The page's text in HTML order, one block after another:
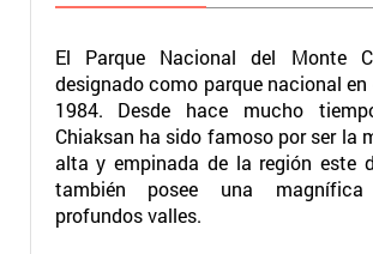
El Parque Nacional del Monte
designado como parque nacional
1984. Desde hace mucho
Chiaksan ha sido famoso por ser la
alta y empinada de la región este
también posee una
profundos valles.